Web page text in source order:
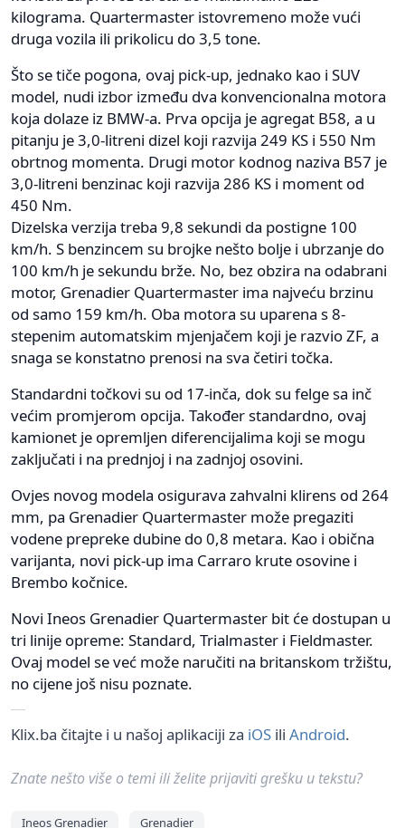
kilograma. Quartermaster istovremeno može vući
druga vozila ili prikolicu do 3,5 tone.
Što se tiče pogona, ovaj pick-up, jednako kao i SUV
model, nudi izbor između dva konvencionalna motora
koja dolaze iz BMW-a. Prva opcija je agregat B58, a u
pitanju je 3,0-litreni dizel koji razvija 249 KS i 550 Nm
obrtnog momenta. Drugi motor kodnog naziva B57 je
3,0-litreni benzinac koji razvija 286 KS i moment od
450 Nm.
Dizelska verzija treba 9,8 sekundi da postigne 100
km/h. S benzincem su brojke nešto bolje i ubrzanje do
100 km/h je sekundu brže. No, bez obzira na odabrani
motor, Grenadier Quartermaster ima najveću brzinu
od samo 159 km/h. Oba motora su uparena s 8-
stepenim automatskim mjenjačem koji je razvio ZF, a
snaga se konstatno prenosi na sva četiri točka.
Standardni točkovi su od 17-inča, dok su felge sa inč
većim promjerom opcija. Također standardno, ovaj
kamionet je opremljen diferencijalima koji se mogu
zaključati i na prednjoj i na zadnjoj osovini.
Ovjes novog modela osigurava zahvalni klirens od 264
mm, pa Grenadier Quartermaster može pregaziti
vodene prepreke dubine do 0,8 metara. Kao i obična
varijanta, novi pick-up ima Carraro krute osovine i
Brembo kočnice.
Novi Ineos Grenadier Quartermaster bit će dostupan u
tri linije opreme: Standard, Trialmaster i Fieldmaster.
Ovaj model se već može naručiti na britanskom tržištu,
no cijene još nisu poznate.
Klix.ba čitajte i u našoj aplikaciji za iOS ili Android.
Znate nešto više o temi ili želite prijaviti grešku u tekstu?
Ineos Grenadier Grenadier